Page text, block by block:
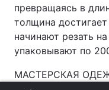
превращаясь в
толщина
начинают резать
упаковывают по
МАСТЕРСКАЯ